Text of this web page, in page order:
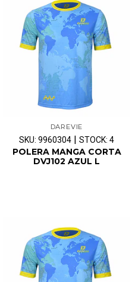
DAREVIE
SKU: 9960304 | STOCK: 4
POLERA MANGA CORTA
DVJ102 AZUL L